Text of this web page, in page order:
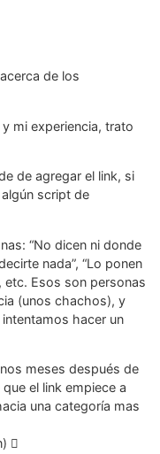
de los
mi experiencia, trato
de agregar el link, si
script de
“No dicen ni donde
nada”, “Lo ponen
etc. Esos son personas
(unos chachos), y
intentamos hacer un
meses después de
el link empiece a
una categoría mas
